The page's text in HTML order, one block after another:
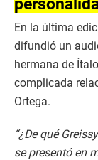
d
s
f
0
s
e
o
d
s
En la última
difundió un
hermana de
complicada
Ortega.
“¿De qué
se presentó en